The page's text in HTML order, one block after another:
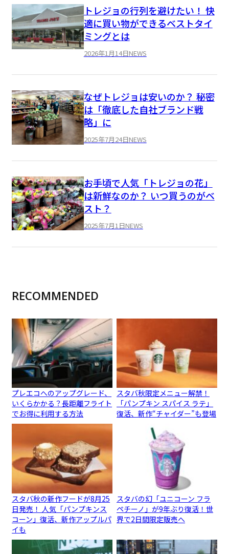
トレジョの行列を避けたい！ 快
適に買い物ができるベストタイ
ミングとは
2026年1月14日NEWS
なぜトレジョは安いのか？ 秘密
は「徹底した自社ブランド戦
略」に
2025年7月24日NEWS
お手頃で人気「トレジョの花」
は新鮮なのか？ いつ買うのがベ
スト？
2025年7月1日NEWS
RECOMMENDED
プレエコへのアップグレード、
いくらかかる？長距離フライト
でお得に利用する方法
スタバ秋限定メニュー解禁！
「パンプキン スパイス ラテ」
復活、新作“チャイダー”も登場
スタバ秋の新作フードが8月25
日発売！ 人気「パンプキンス
コーン」復活、新作アップルパ
イも
スタバの幻「ユニコーン フラ
ペチーノ」が9年ぶり復活！世
界で2日間限定販売へ